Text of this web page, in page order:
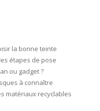
la bonne teinte
étapes de pose
ou gadget ?
à connaître
matériaux recyclables